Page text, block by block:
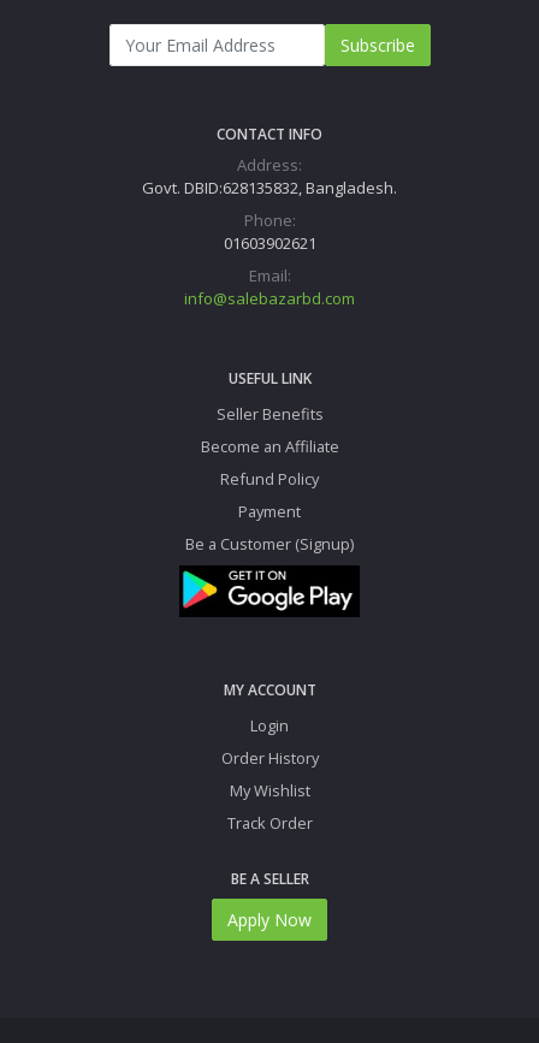
Subscribe
CONTACT INFO
Address:
Govt. DBID:628135832, Bangladesh.
Phone:
01603902621
Email:
info@salebazarbd.com
USEFUL LINK
Seller Benefits
Become an Affiliate
Refund Policy
Payment
Be a Customer (Signup)
MY ACCOUNT
Login
Order History
My Wishlist
Track Order
BE A SELLER
Apply Now